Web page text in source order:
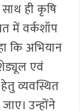
ही कृषि
में वर्कशॉप
कि अभियान
एवं
व्यवस्थित
उन्होंने